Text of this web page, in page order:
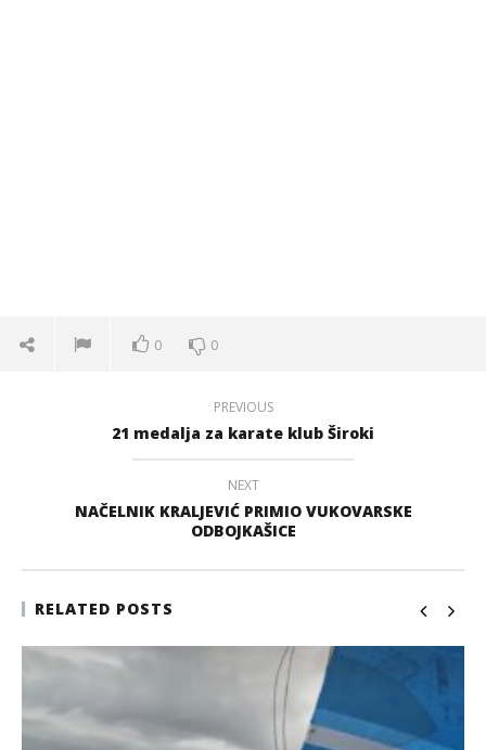
0 0
PREVIOUS
21 medalja za karate klub Široki
NEXT
NAČELNIK KRALJEVIĆ PRIMIO VUKOVARSKE
ODBOJKAŠICE
RELATED POSTS